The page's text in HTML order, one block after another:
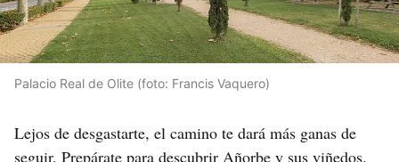
Palacio Real de Olite (foto: Francis Vaquero)
Lejos de desgastarte, el camino te dará más ganas de
seguir. Prepárate para descubrir Añorbe y sus viñedos.